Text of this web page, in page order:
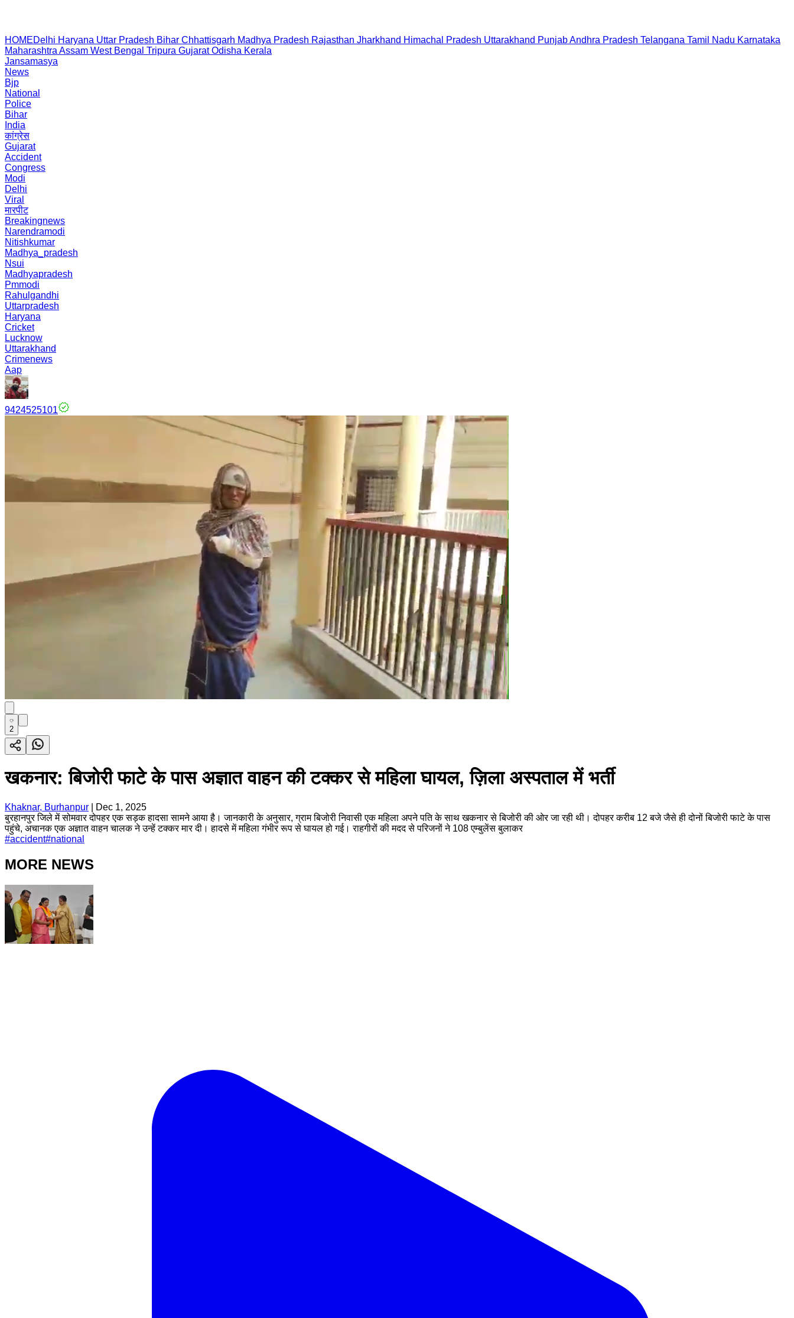
HOMEDelhi Haryana Uttar Pradesh Bihar Chhattisgarh Madhya Pradesh Rajasthan Jharkhand Himachal Pradesh Uttarakhand PunjabAndhra Pradesh Telangana Tamil Nadu Karnataka
Maharashtra Assam West Bengal Tripura Gujarat Odisha Kerala
Jansamasya
News
Bjp
National
Police
Bihar
India
कांग्रेस
Gujarat
Accident
Congress
Modi
Delhi
Viral
मारपीट
Breakingnews
Narendramodi
Nitishkumar
Madhya_pradesh
Nsui
Madhyapradesh
Pmmodi
Rahulgandhi
Uttarpradesh
Haryana
Cricket
Lucknow
Uttarakhand
Crimenews
Aap
9424525101
2
खकनार: बिजोरी फाटे के पास अज्ञात वाहन की टक्कर से महिला घायल, ज़िला अस्पताल में भर्ती
Khaknar, Burhanpur
Dec 1, 2025
बुरहानपुर जिले में सोमवार दोपहर एक सड़क हादसा सामने आया है। जानकारी के अनुसार, ग्राम बिजोरी निवासी एक महिला अपने पति के साथ खकनार से बिजोरी की ओर जा रही थी। दोपहर करीब 12 बजे जैसे ही दोनों बिजोरी फाटे के पास
पहुंचे, अचानक एक अज्ञात वाहन चालक ने उन्हें टक्कर मार दी। हादसे में महिला गंभीर रूप से घायल हो गई। राहगीरों की मदद से परिजनों ने 108 एम्बुलेंस बुलाकर
#accident#national
MORE NEWS